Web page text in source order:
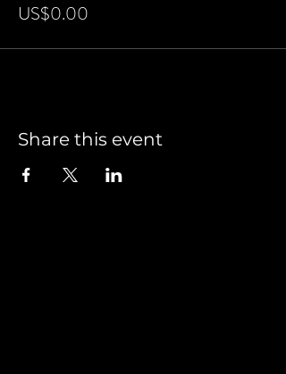
US$0.00
Share this event